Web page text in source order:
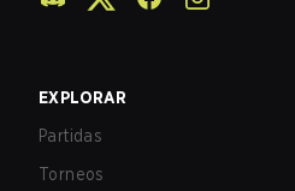
EXPLORAR
Partidas
Torneos